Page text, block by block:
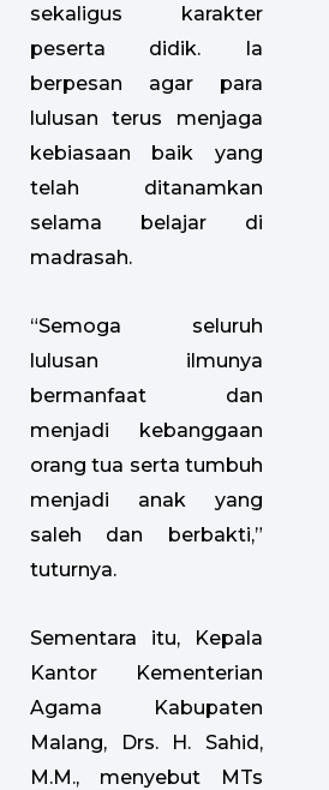
sekaligus karakter
peserta didik. Ia
berpesan agar para
lulusan terus menjaga
kebiasaan baik yang
telah ditanamkan
selama belajar di
madrasah.
“Semoga seluruh
lulusan ilmunya
bermanfaat dan
menjadi kebanggaan
orang tua serta tumbuh
menjadi anak yang
saleh dan berbakti,”
tuturnya.
Sementara itu, Kepala
Kantor Kementerian
Agama Kabupaten
Malang, Drs. H. Sahid,
M.M., menyebut MTs